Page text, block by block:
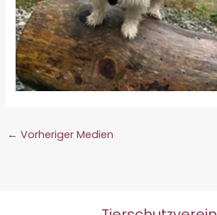
← Vorheriger Medien